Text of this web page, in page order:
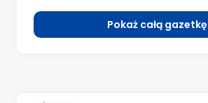
Pokaż całą gazetkę